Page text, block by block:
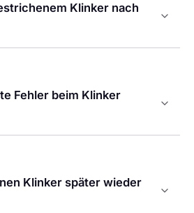
Klinker nach
Fehler beim Klinker
Klinker später wieder